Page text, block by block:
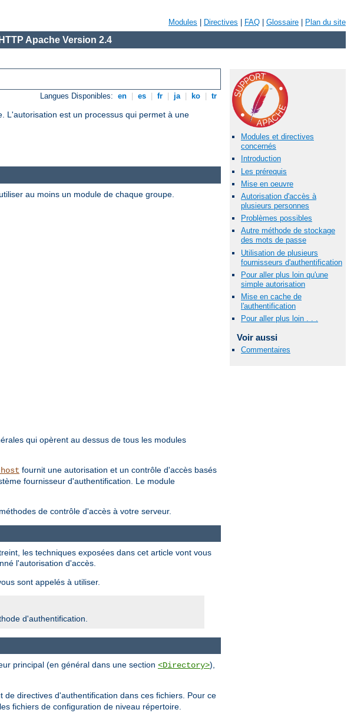
Modules Directives FAQ Glossaire Plan du site
Apache Version 2.4
Langues Disponibles: en es fr ja ko tr
L'autorisation est un processus qui permet à une
Modules et directives
concernés
Introduction
Les prérequis
Mise en oeuvre
Autorisation d'accès à
plusieurs personnes
Problèmes possibles
Autre méthode de stockage
des mots de passe
Utilisation de plusieurs
fournisseurs d'authentification
Pour aller plus loin qu'une
simple autorisation
Mise en cache de
l'authentification
Pour aller plus loin . . .
Voir aussi
Commentaires
au moins un module de chaque groupe.
qui opèrent au dessus de tous les modules
fournit une autorisation et un contrôle d'accès basés
fournisseur d'authentification. Le module
de contrôle d'accès à votre serveur.
les techniques exposées dans cet article vont vous
l'autorisation d'accès.
sont appelés à utiliser.
d'authentification.
principal (en général dans une section <Directory>),
directives d'authentification dans ces fichiers. Pour ce
fichiers de configuration de niveau répertoire.